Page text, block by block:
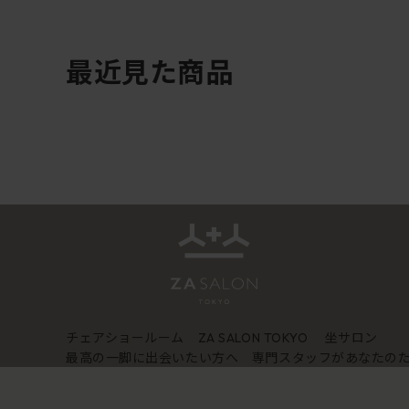
最近見た商品
チェアショールーム ZA SALON TOKYO
坐サロン
最高の一脚に出会いたい方へ 専門スタッフがあなたの